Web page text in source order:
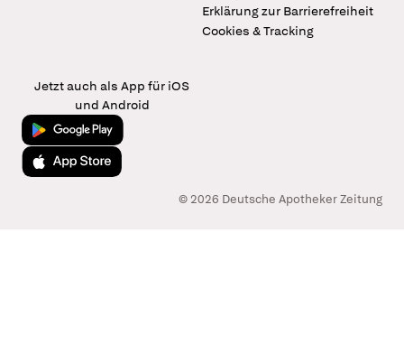
Erklärung zur Barrierefreiheit
Cookies & Tracking
Jetzt auch als App für iOS
und Android
Jetzt bei Google Play
Laden im App Store
© 2026 Deutsche Apotheker Zeitung